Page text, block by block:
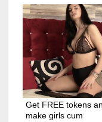
Get FREE tokens
make girls cum